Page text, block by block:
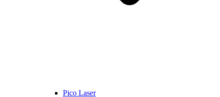
Pico Laser